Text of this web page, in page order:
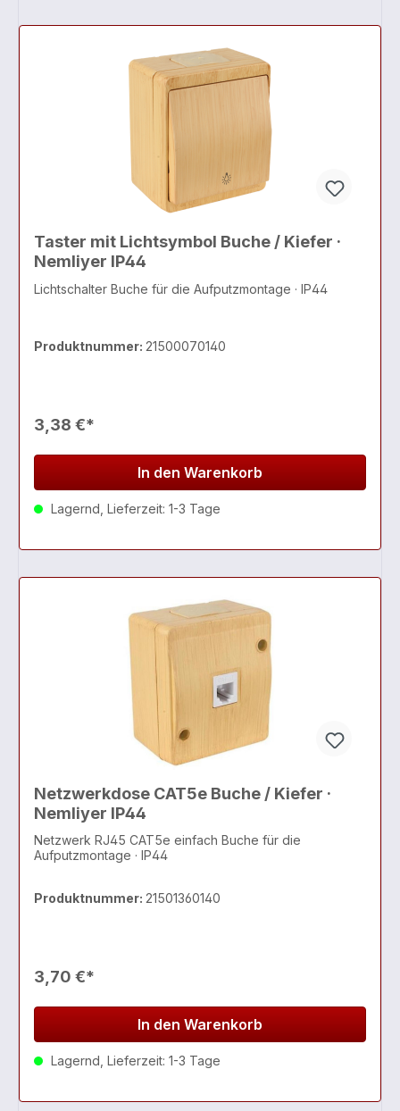
Taster mit Lichtsymbol Buche / Kiefer ·
Nemliyer IP44
Lichtschalter Buche für die Aufputzmontage · IP44
Produktnummer: 21500070140
3,38 €*
In den Warenkorb
Lagernd, Lieferzeit: 1-3 Tage
Netzwerkdose CAT5e Buche / Kiefer ·
Nemliyer IP44
Netzwerk RJ45 CAT5e einfach Buche für die
Aufputzmontage · IP44
Produktnummer: 21501360140
3,70 €*
In den Warenkorb
Lagernd, Lieferzeit: 1-3 Tage